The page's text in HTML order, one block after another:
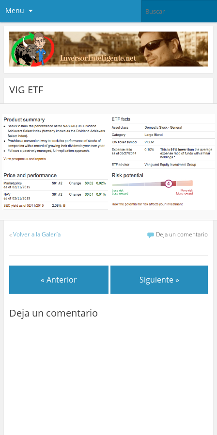
Menu
VIG ETF
«Volver a la Galería Deja un comentario
« Anterior Siguiente »
Deja un comentario